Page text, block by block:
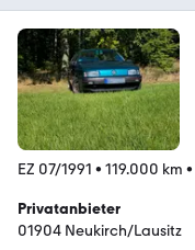
EZ 07/1991 • 119.000 km •
Privatanbieter
01904 Neukirch/Lausitz